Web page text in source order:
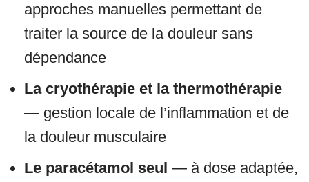
approches manuelles permettant de
traiter la source de la douleur sans
dépendance
La cryothérapie et la thermothérapie
— gestion locale de l’inflammation et de
la douleur musculaire
Le paracétamol seul — à dose adaptée,